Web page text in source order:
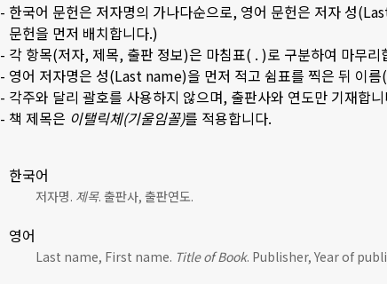
- 한국어 문헌은 저자명의 가나다순으로, 영어 문헌은 저자 성
문헌을 먼저 배치합니다.)
- 각 항목(저자, 제목, 출판 정보)은 마침표( . )로 구분하여 마무리
- 영어 저자명은 성(Last name)을 먼저 적고 쉼표를 찍은 뒤
- 각주와 달리 괄호를 사용하지 않으며, 출판사와 연도만 기재합
- 책 제목은 이탤릭체(기울임꼴)를 적용합니다.
한국어
저자명. 제목. 출판사, 출판연도.
영어
Last name, First name. Title of Book. Publisher, Year of